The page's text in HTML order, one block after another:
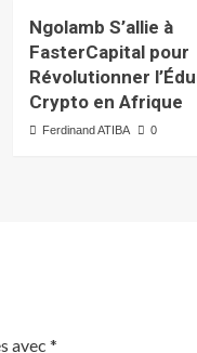
Ngolamb S’allie à
FasterCapital pour
Révolutionner
Crypto en Afrique
Ferdinand ATIBA 0
avec *